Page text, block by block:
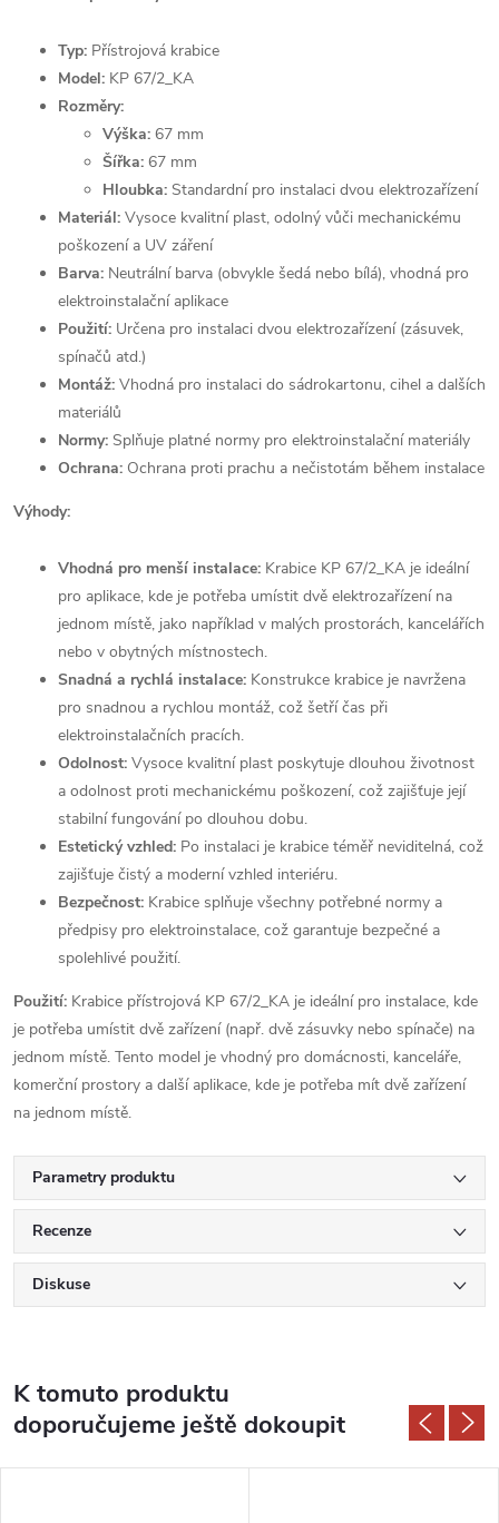
Typ: Přístrojová krabice
Model: KP 67/2_KA
Rozměry:
Výška: 67 mm
Šířka: 67 mm
Hloubka: Standardní pro instalaci dvou elektrozařízení
Materiál: Vysoce kvalitní plast, odolný vůči mechanickému
poškození a UV záření
Barva: Neutrální barva (obvykle šedá nebo bílá), vhodná pro
elektroinstalační aplikace
Použití: Určena pro instalaci dvou elektrozařízení (zásuvek,
spínačů atd.)
Montáž: Vhodná pro instalaci do sádrokartonu, cihel a dalších
materiálů
Normy: Splňuje platné normy pro elektroinstalační materiály
Ochrana: Ochrana proti prachu a nečistotám během instalace
Výhody:
Vhodná pro menší instalace: Krabice KP 67/2_KA je ideální
pro aplikace, kde je potřeba umístit dvě elektrozařízení na
jednom místě, jako například v malých prostorách, kancelářích
nebo v obytných místnostech.
Snadná a rychlá instalace: Konstrukce krabice je navržena
pro snadnou a rychlou montáž, což šetří čas při
elektroinstalačních pracích.
Odolnost: Vysoce kvalitní plast poskytuje dlouhou životnost
a odolnost proti mechanickému poškození, což zajišťuje její
stabilní fungování po dlouhou dobu.
Estetický vzhled: Po instalaci je krabice téměř neviditelná, což
zajišťuje čistý a moderní vzhled interiéru.
Bezpečnost: Krabice splňuje všechny potřebné normy a
předpisy pro elektroinstalace, což garantuje bezpečné a
spolehlivé použití.
Použití: Krabice přístrojová KP 67/2_KA je ideální pro instalace, kde
je potřeba umístit dvě zařízení (např. dvě zásuvky nebo spínače) na
jednom místě. Tento model je vhodný pro domácnosti, kanceláře,
komerční prostory a další aplikace, kde je potřeba mít dvě zařízení
na jednom místě.
Parametry produktu
Recenze
Diskuse
K tomuto produktu
doporučujeme ještě dokoupit